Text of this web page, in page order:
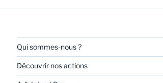
Qui sommes-nous ?
Découvrir nos actions